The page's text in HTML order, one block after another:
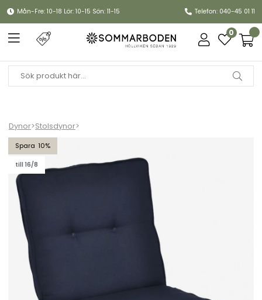
Mån-Fre: 10-18 Lör: 10-15 Sön: 11-15 Telefon: 040-45 01 11
0
Dynor>Stolsdynor>
10
till 16/8
Porto universaldyna woodline - marin